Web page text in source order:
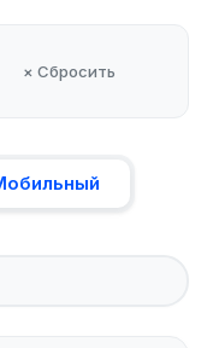
× Сбросить